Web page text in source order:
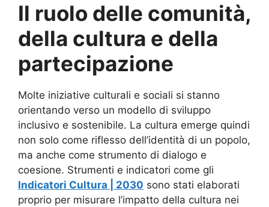
Il ruolo delle comunità,
della cultura e della
partecipazione
Molte iniziative culturali e sociali si stanno
orientando verso un modello di sviluppo
inclusivo e sostenibile. La cultura emerge quindi
non solo come riflesso dell’identità di un popolo,
ma anche come strumento di dialogo e
coesione. Strumenti e indicatori come gli
Indicatori Cultura | 2030 sono stati elaborati
proprio per misurare l’impatto della cultura nei